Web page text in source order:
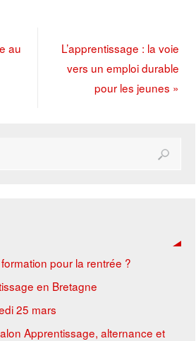
au
L’apprentissage : la voie
vers un emploi durable
pour les jeunes »
pour la rentrée ?
en Bretagne
25 mars
Apprentissage, alternance et